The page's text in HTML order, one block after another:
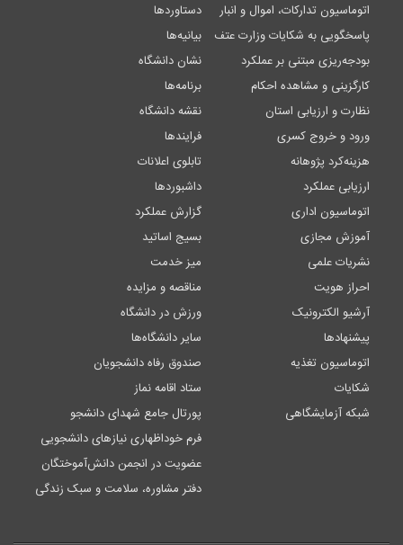
اتوماسیون تدارکات، اموال و انبار
پاسخگویی به شکایات وزارت عتف
بودجه‌ریزی مبتنی بر عملکرد
کارگزینی و مشاهده احکام
نظارت و ارزیابی استان
ورود و خروج کسری
هزینه‌کرد پژوهانه
ارزیابی عملکرد
اتوماسیون اداری
آموزش مجازی
نشریات علمی
احراز هویت
آرشیو الکترونیک
پیشنهادها
اتوماسیون تغذیه
شکایات
شبکه آزمایشگاهی
دستاوردها
بیانیه‌ها
نشان دانشگاه
برنامه‌ها
نقشه دانشگاه
فرایندها
تابلوی اعلانات
داشبوردها
گزارش عملکرد
بسیج اساتید
میز خدمت
مناقصه و مزایده
ورزش در دانشگاه
سایر دانشگاه‌ها
صندوق رفاه دانشجویان
ستاد اقامه نماز
پورتال جامع شهدای دانشجو
فرم خوداظهاری نیازهای دانشجویی
عضویت در انجمن دانش‌آموختگان
دفتر مشاوره، سلامت و سبک زندگی